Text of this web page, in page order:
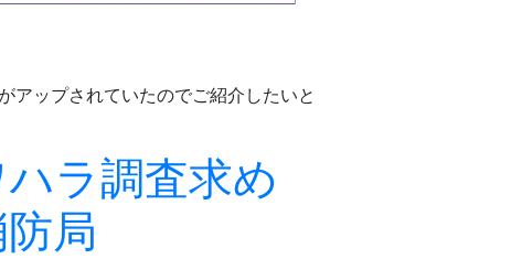
アップされていたのでご紹介したいと
ラ調査求め
局